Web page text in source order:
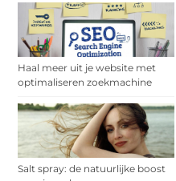
Haal meer uit je website met
optimaliseren zoekmachine
Salt spray: de natuurlijke boost